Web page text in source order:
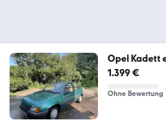
Opel Kadett
1.399 €
Ohne Bewertung